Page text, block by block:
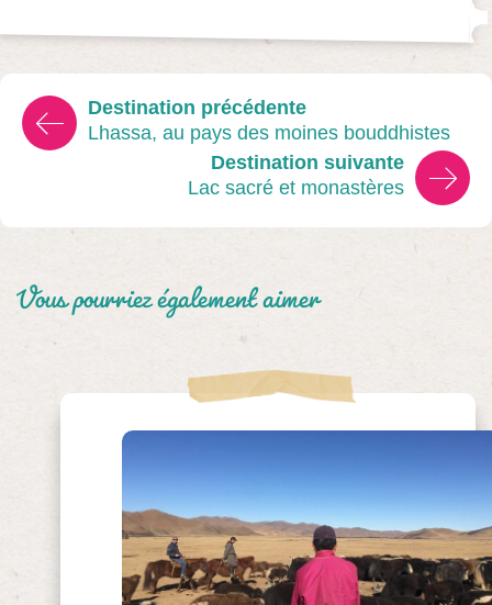
Destination précédente
Lhassa, au pays des moines bouddhistes
Destination suivante
Lac sacré et monastères
Vous pourriez également aimer